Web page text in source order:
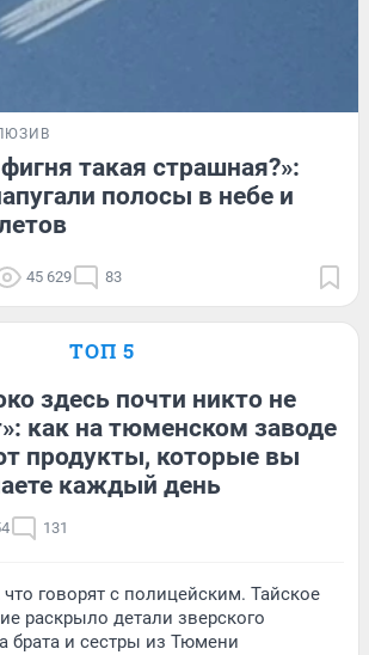
такая страшная?»:
полосы в небе и
45 629 83
ТОП 5
здесь почти никто не
как на тюменском заводе
продукты, которые вы
каждый день
131
говорят с полицейским. Тайское
раскрыло детали зверского
брата и сестры из Тюмени